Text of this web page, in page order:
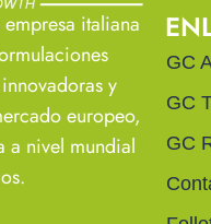
italiana
y
europeo,
a nivel mundial
GC
GC
GC